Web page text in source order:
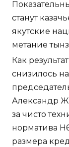
станут
якутские
метание
Как
снизилось
Александр
за чисто
норматива
размера